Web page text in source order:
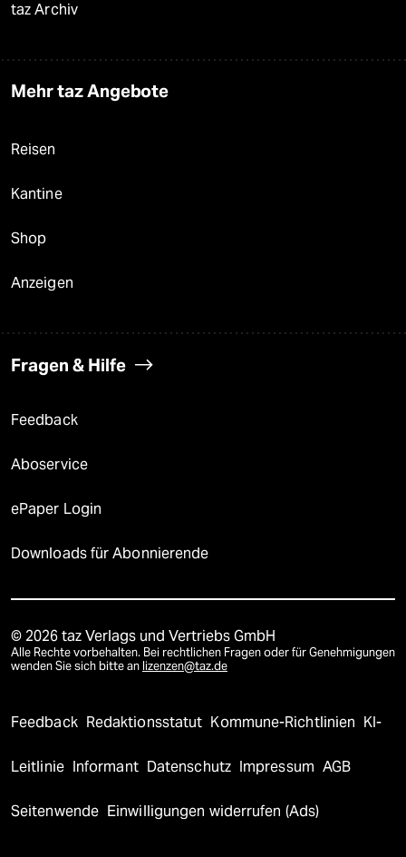
taz Archiv
Mehr taz Angebote
Reisen
Kantine
Shop
Anzeigen
Fragen & Hilfe
Feedback
Aboservice
ePaper Login
Downloads für Abonnierende
© 2026 taz Verlags und Vertriebs GmbH
Alle Rechte vorbehalten. Bei rechtlichen Fragen oder für Genehmigungen
wenden Sie sich bitte an lizenzen@taz.de
Feedback Redaktionsstatut Kommune-Richtlinien KI-
Leitlinie Informant Datenschutz Impressum AGB
Seitenwende Einwilligungen widerrufen (Ads)